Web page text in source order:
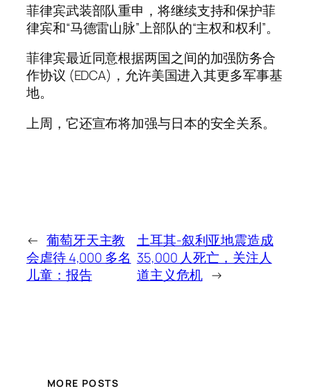
菲律宾武装部队重申，将继续支持和保护菲
律宾和“马德雷山脉”上部队的“主权和权利”。
菲律宾最近同意根据两国之间的加强防务合
作协议 (EDCA)，允许美国进入其更多军事基
地。
上周，它还宣布将加强与日本的安全关系。
← 葡萄牙天主教
会虐待 4,000 多名
儿童：报告
土耳其-叙利亚地震造成
35,000 人死亡，关注人
道主义危机 →
MORE POSTS